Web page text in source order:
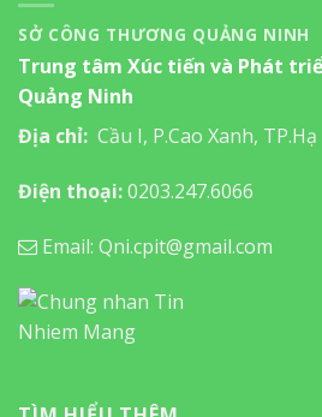
This entry was posted inBÀI VIẾT , Tin tức
LÊ SỸ TRÌNH
Nỗ lực của Bình Liêu